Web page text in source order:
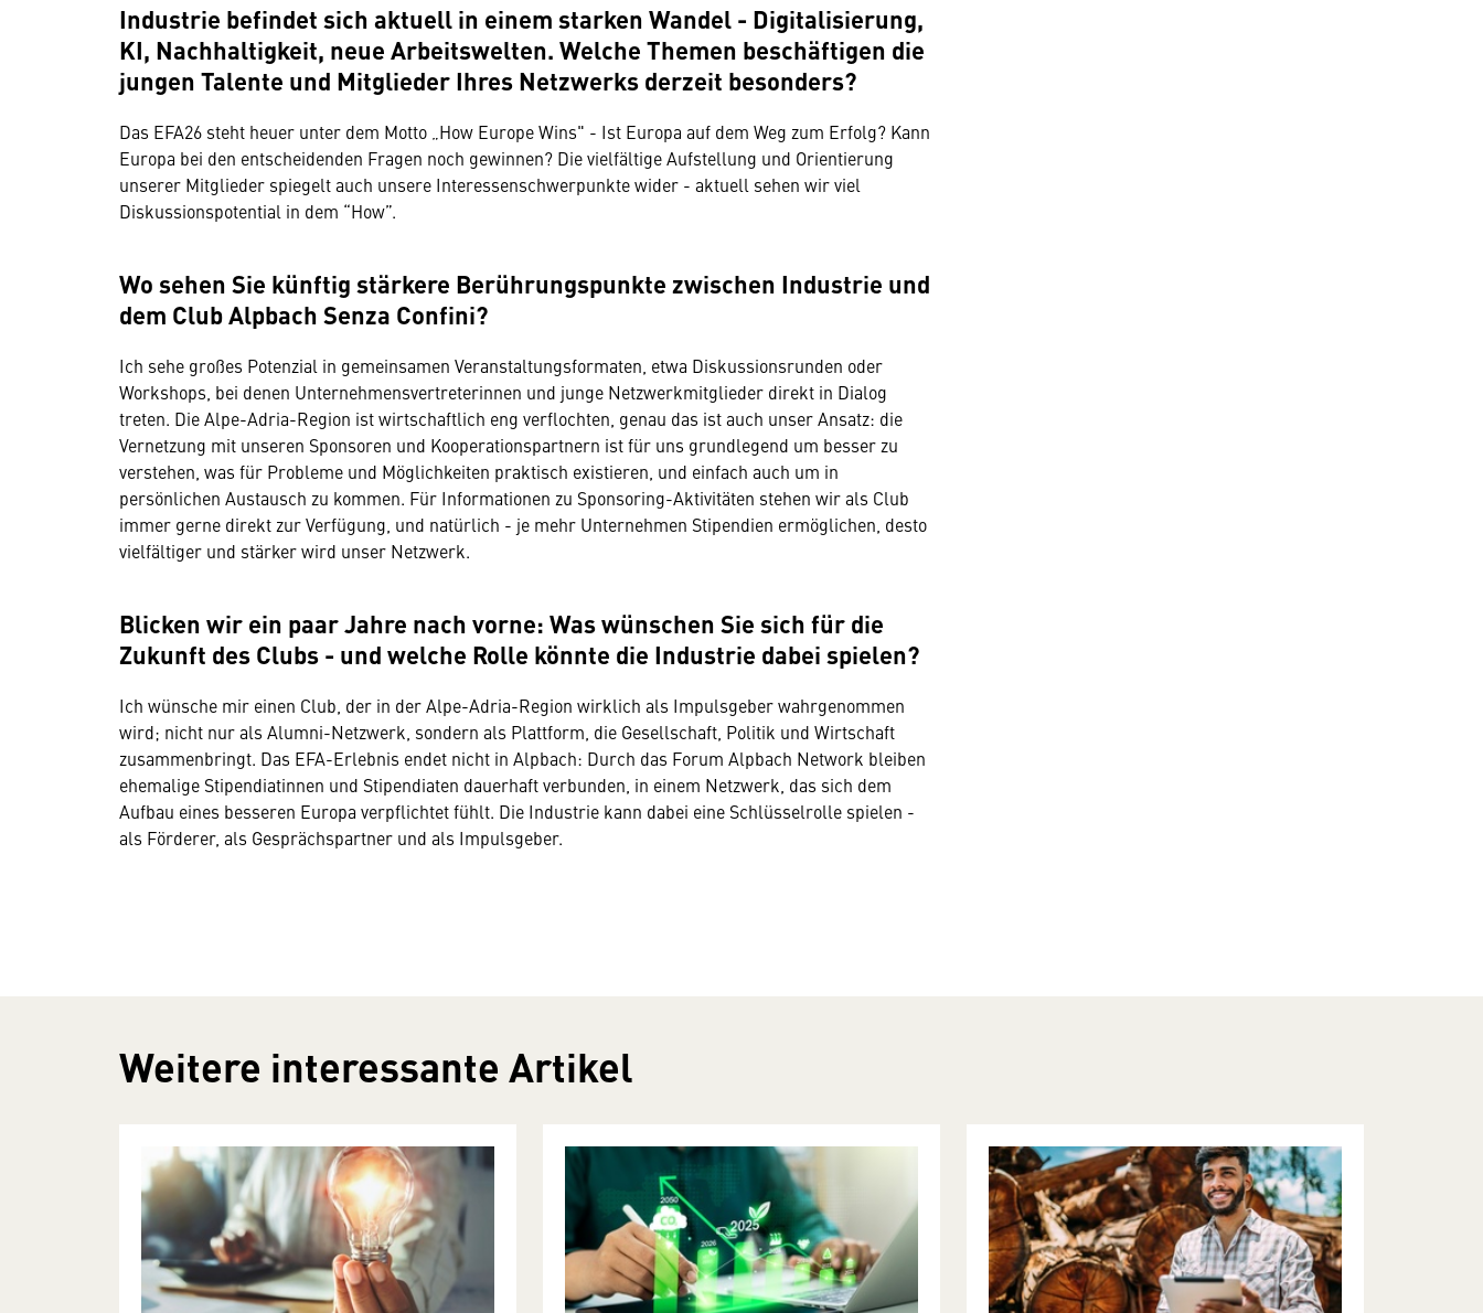
Industrie befindet sich aktuell in einem starken Wandel - Digitalisierung,
KI, Nachhaltigkeit, neue Arbeitswelten. Welche Themen beschäftigen die
jungen Talente und Mitglieder Ihres Netzwerks derzeit besonders?
Das EFA26 steht heuer unter dem Motto „How Europe Wins" - Ist Europa auf dem Weg zum Erfolg? Kann
Europa bei den entscheidenden Fragen noch gewinnen? Die vielfältige Aufstellung und Orientierung
unserer Mitglieder spiegelt auch unsere Interessenschwerpunkte wider - aktuell sehen wir viel
Diskussionspotential in dem “How”.
Wo sehen Sie künftig stärkere Berührungspunkte zwischen Industrie und
dem Club Alpbach Senza Confini?
Ich sehe großes Potenzial in gemeinsamen Veranstaltungsformaten, etwa Diskussionsrunden oder
Workshops, bei denen Unternehmensvertreterinnen und junge Netzwerkmitglieder direkt in Dialog
treten. Die Alpe-Adria-Region ist wirtschaftlich eng verflochten, genau das ist auch unser Ansatz: die
Vernetzung mit unseren Sponsoren und Kooperationspartnern ist für uns grundlegend um besser zu
verstehen, was für Probleme und Möglichkeiten praktisch existieren, und einfach auch um in
persönlichen Austausch zu kommen. Für Informationen zu Sponsoring-Aktivitäten stehen wir als Club
immer gerne direkt zur Verfügung, und natürlich - je mehr Unternehmen Stipendien ermöglichen, desto
vielfältiger und stärker wird unser Netzwerk.
Blicken wir ein paar Jahre nach vorne: Was wünschen Sie sich für die
Zukunft des Clubs - und welche Rolle könnte die Industrie dabei spielen?
Ich wünsche mir einen Club, der in der Alpe-Adria-Region wirklich als Impulsgeber wahrgenommen
wird; nicht nur als Alumni-Netzwerk, sondern als Plattform, die Gesellschaft, Politik und Wirtschaft
zusammenbringt. Das EFA-Erlebnis endet nicht in Alpbach: Durch das Forum Alpbach Network bleiben
ehemalige Stipendiatinnen und Stipendiaten dauerhaft verbunden, in einem Netzwerk, das sich dem
Aufbau eines besseren Europa verpflichtet fühlt. Die Industrie kann dabei eine Schlüsselrolle spielen -
als Förderer, als Gesprächspartner und als Impulsgeber.
Weitere interessante Artikel